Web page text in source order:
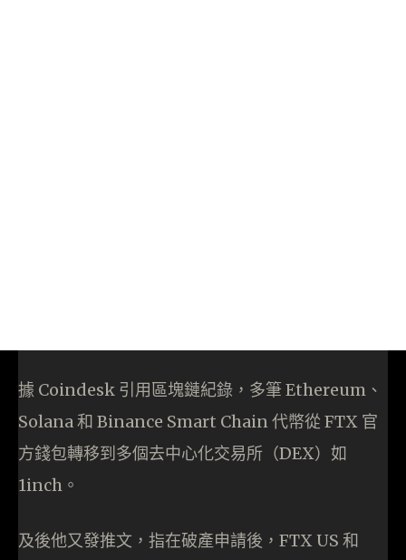
據 Coindesk 引用區塊鏈紀錄，多筆 Ethereum、
Solana 和 Binance Smart Chain 代幣從 FTX 官
方錢包轉移到多個去中心化交易所（DEX）如
1inch。
及後他又發推文，指在破產申請後，FTX US 和